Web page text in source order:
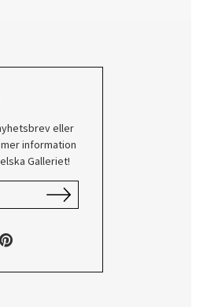
eller
information
Galleriet!